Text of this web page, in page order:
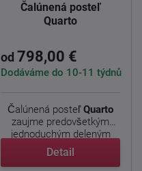
Čalúnená posteľ
Quarto
od 798,00 €
Dodáváme do 10-11 týdnů
Čalúnená posteľQuarto
zaujme predovšetkým
jednoduchým deleným
čelom, ...
Detail